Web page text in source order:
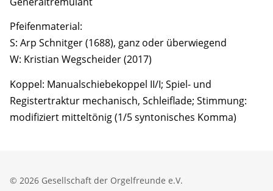
Pfeifenmaterial:
S: Arp Schnitger (1688), ganz oder überwiegend
W: Kristian Wegscheider (2017)
Koppel: Manualschiebekoppel II/I; Spiel- und
Registertraktur mechanisch, Schleiflade; Stimmung:
modifiziert mitteltönig (1/5 syntonisches Komma)
© 2026 Gesellschaft der Orgelfreunde e.V.